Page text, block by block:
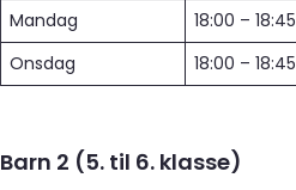
Mandag
18:00 – 18:45
Onsdag
18:00 – 18:45
Barn 2 (5. til 6. klasse)